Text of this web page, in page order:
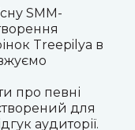
SMM-
Treepilya в
про певні
для
аудиторії.